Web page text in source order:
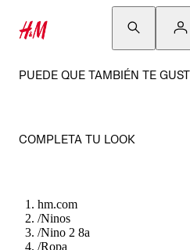
PUEDE QUE TAMBIÉN TE
COMPLETA TU LOOK
hm.com
/Ninos
/Nino 2 8a
/Ropa